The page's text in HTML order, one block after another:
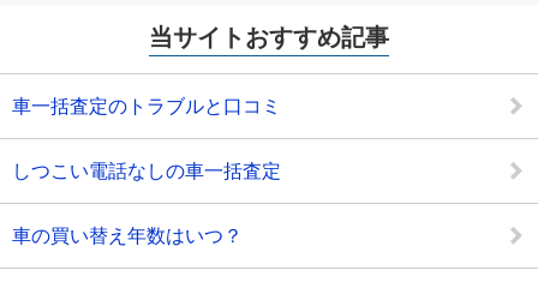
当サイトおすすめ記事
車一括査定のトラブルと口コミ
しつこい電話なしの車一括査定
車の買い替え年数はいつ？